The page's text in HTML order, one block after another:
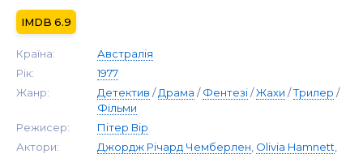
6.9
Країна:
Австралія
Рік:
1977
Жанр:
Детектив /Драма /Фентезі/Жахи /Трилер /
Фільми
Режисер:
Пітер Вір
Актори:
Джордж Річард Чемберлен Olivia Hamnett